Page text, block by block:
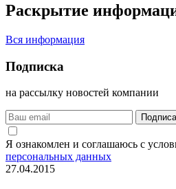
Раскрытие
Вся информация
Подписка
на рассылку новостей компании
Я ознакомлен и соглашаюсь с
персональных данных
27.04.2015